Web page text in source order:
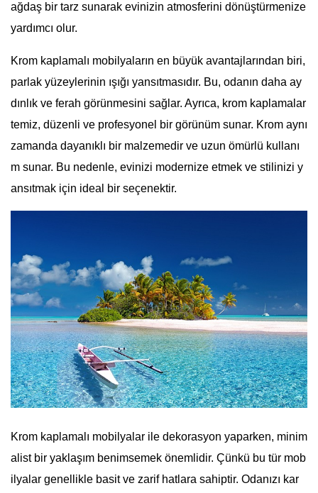
ağdaş bir tarz sunarak evinizin atmosferini dönüştürmenize
yardımcı olur.
Krom kaplamalı mobilyaların en büyük avantajlarından biri,
parlak yüzeylerinin ışığı yansıtmasıdır. Bu, odanın daha ay
dınlık ve ferah görünmesini sağlar. Ayrıca, krom kaplamalar
temiz, düzenli ve profesyonel bir görünüm sunar. Krom aynı
zamanda dayanıklı bir malzemedir ve uzun ömürlü kullanı
m sunar. Bu nedenle, evinizi modernize etmek ve stilinizi y
ansıtmak için ideal bir seçenektir.
Krom kaplamalı mobilyalar ile dekorasyon yaparken, minim
alist bir yaklaşım benimsemek önemlidir. Çünkü bu tür mob
ilyalar genellikle basit ve zarif hatlara sahiptir. Odanızı kar